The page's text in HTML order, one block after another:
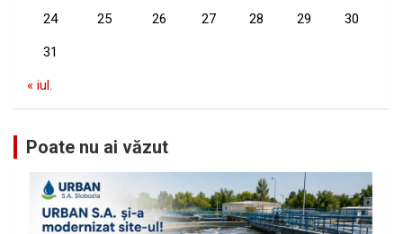
24 25 26 27 28 29 30
31
« iul.
Poate nu ai văzut